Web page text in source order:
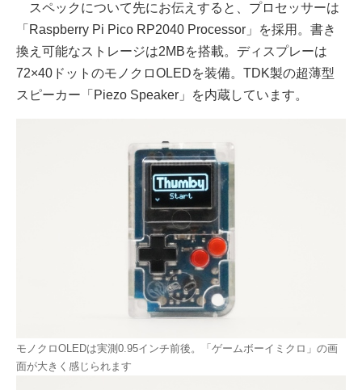
スペックについて先にお伝えすると、プロセッサーは
「Raspberry Pi Pico RP2040 Processor」を採用。書き
換え可能なストレージは2MBを搭載。ディスプレーは
72×40ドットのモノクロOLEDを装備。TDK製の超薄型
スピーカー「Piezo Speaker」を内蔵しています。
モノクロOLEDは実測0.95インチ前後。「ゲームボーイミクロ」の画
面が大きく感じられます